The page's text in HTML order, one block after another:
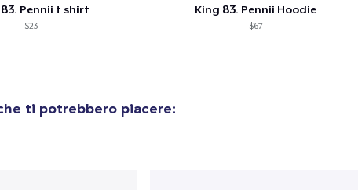
Pennii t shirt
$23
King 83. Pennii Hoodie
$67
ti potrebbero piacere: